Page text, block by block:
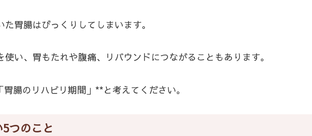
胃腸はびっくりしてしまいます。
い、胃もたれや腹痛、リバウンドにつながることもあります。
腸のリハビリ期間」**と考えてください。
つのこと